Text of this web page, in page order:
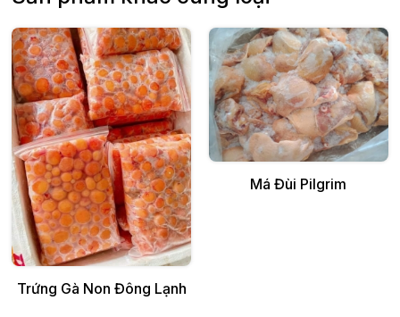
Thêm vào giỏ
Trứng Gà Non Đông Lạnh
Thêm vào giỏ
Má Đùi Pilgrim